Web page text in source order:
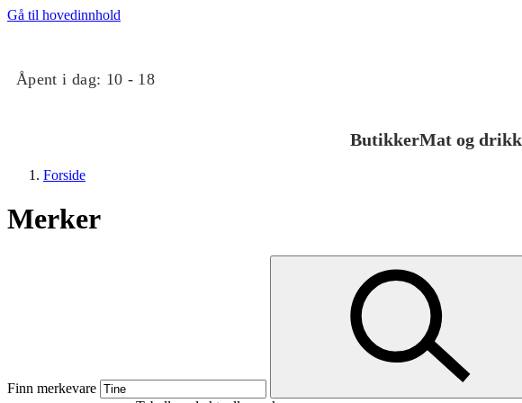
Gå til hovedinnhold
Åpent i dag: 10 - 18
ButikkerMat og
Mat og drikke
Forside
Merker
Finn merkevare